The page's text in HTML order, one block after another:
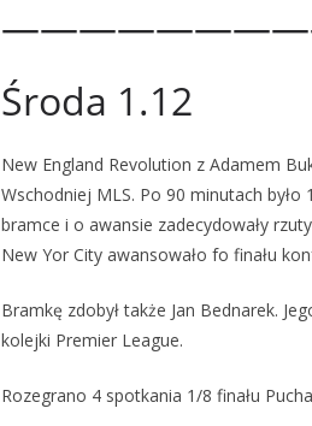
Środa 1.12
New England Revolution z Adamem
Wschodniej MLS. Po 90 minutach było
bramce i o awansie zadecydowały
New Yor City awansowało fo finału
Bramkę zdobył także Jan Bednarek.
kolejki Premier League.
Rozegrano 4 spotkania 1/8 finału